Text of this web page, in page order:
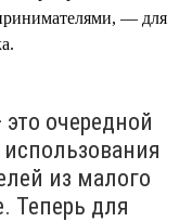
— для
очередной
из малого
Теперь для